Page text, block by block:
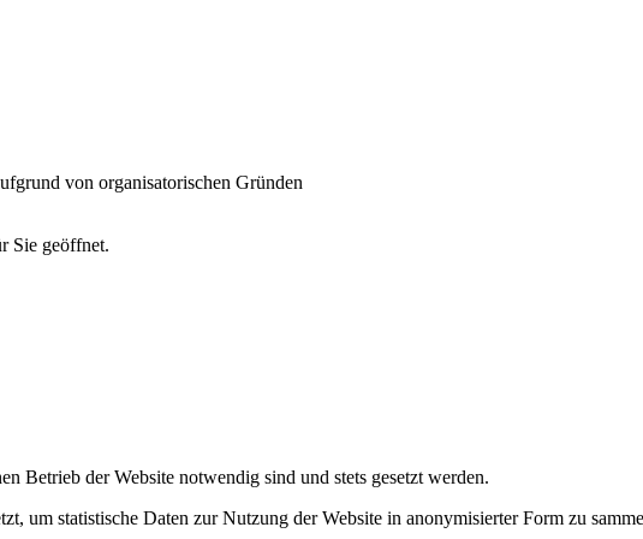
von organisatorischen Gründen
Sie geöffnet.
Betrieb der Website notwendig sind und stets gesetzt werden.
um statistische Daten zur Nutzung der Website in anonymisierter Form zu